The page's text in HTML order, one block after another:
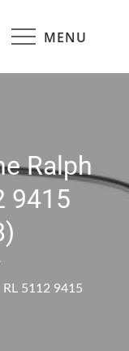
MENU
Ralph
9415
5112 9415